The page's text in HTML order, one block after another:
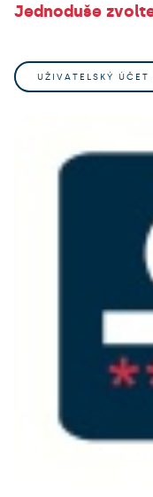
Jednoduše
UŽIVATELSKÝ ÚČET